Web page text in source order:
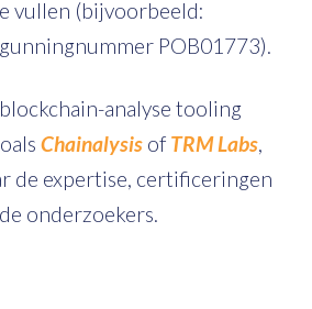
vullen (bijvoorbeeld:
POB01773).
analyse tooling
Chainalysis of TRM Labs,
de expertise, certificeringen
onderzoekers.